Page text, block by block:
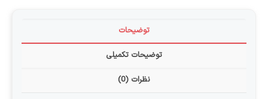
توضیحات
توضیحات تکمیلی
نظرات (0)